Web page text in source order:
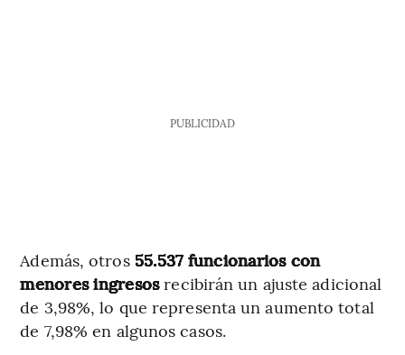
PUBLICIDAD
Además, otros55.537 funcionarios con
menores ingresosrecibirán un ajuste adicional
de 3,98%, lo que representa un aumento total
de 7,98% en algunos casos.